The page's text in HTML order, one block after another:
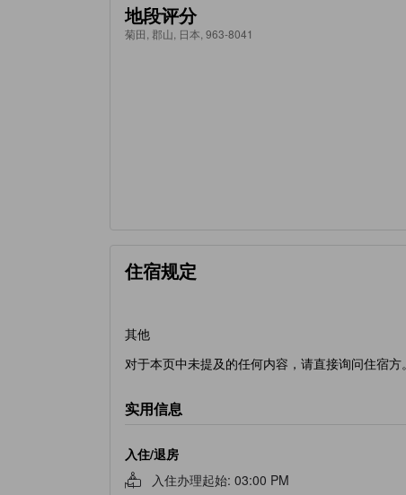
地段评分
菊田, 郡山, 日本, 963-8041
住宿规定
其他
对于本页中未提及的任何内容，请直接询问住宿方。
实用信息
入住/退房
入住办理起始: 03:00 PM